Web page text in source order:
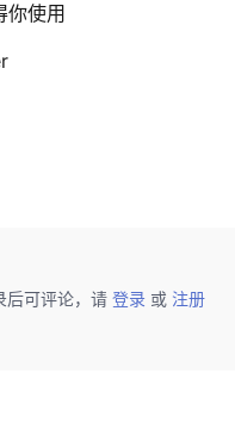
使用
后可评论，请 登录 或 注册